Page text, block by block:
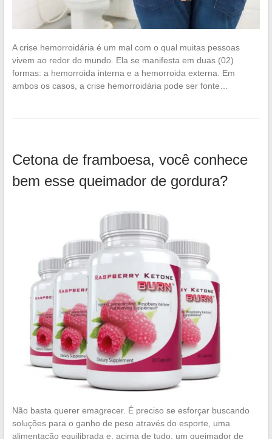
A crise hemorroidária é um mal com o qual muitas pessoas
vivem ao redor do mundo. Ela se manifesta em duas (02)
formas: a hemorroida interna e a hemorroida externa. Em
ambos os casos, a crise hemorroidária pode ser fonte…
Cetona de framboesa, você conhece
bem esse queimador de gordura?
Não basta querer emagrecer. É preciso se esforçar buscando
soluções para o ganho de peso através do esporte, uma
alimentação equilibrada e, acima de tudo, um queimador de